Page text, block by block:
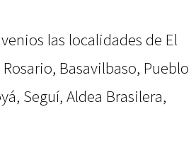
las localidades de El
Basavilbaso, Pueblo
Seguí, Aldea Brasilera,